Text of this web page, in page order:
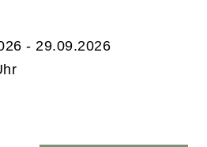
- 29.09.2026